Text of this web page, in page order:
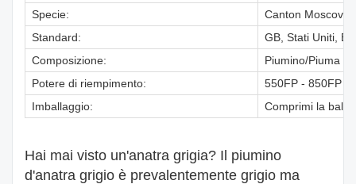
Specie:
Canton Moscovy
Standard:
GB, Stati Uniti,
Composizione:
Piumino/Piuma
Potere di riempimento:
550FP - 850FP
Imballaggio:
Comprimi la
Hai mai visto un'anatra grigia? Il piumino
d'anatra grigio è prevalentemente grigio ma